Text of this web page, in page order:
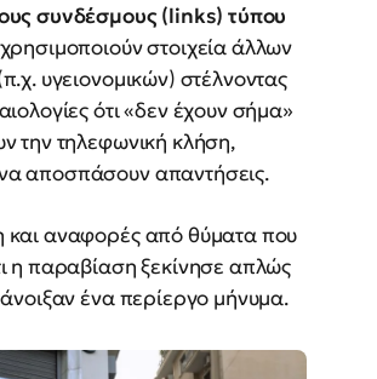
συνδέσμους (links) τύπου
στοιχεία άλλων
υγειονομικών) στέλνοντας
ότι «δεν έχουν σήμα»
την τηλεφωνική κλήση,
αποσπάσουν απαντήσεις.
αναφορές από θύματα που
η παραβίαση ξεκίνησε απλώς
ένα περίεργο μήνυμα.